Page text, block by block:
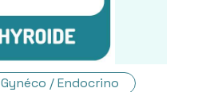
Gynéco / Endocrino